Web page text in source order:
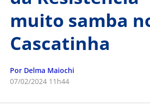
muito samba
Cascatinha
Por Delma Maiochi
07/02/2024 11h44